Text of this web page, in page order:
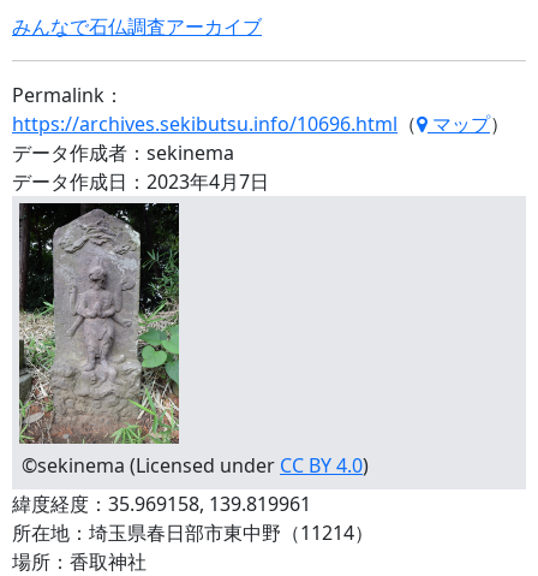
みんなで石仏調査アーカイブ
Permalink：
https://archives.sekibutsu.info/10696.html （ マップ）
データ作成者：sekinema
データ作成日：2023年4月7日
©sekinema (Licensed under CC BY 4.0)
緯度経度：35.969158, 139.819961
所在地：埼玉県春日部市東中野（11214）
場所：香取神社